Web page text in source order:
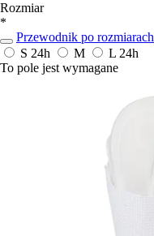
Rozmiar
*
Przewodnik po rozmiarach
S 24h M L 24h
To pole jest wymagane